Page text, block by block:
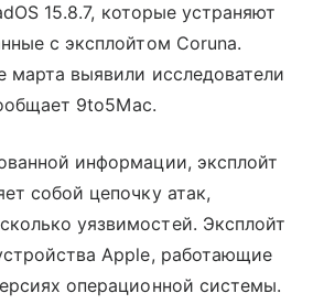
15.8.7, которые устраняют
с эксплойтом Coruna.
марта выявили исследователи
9to5Mac.
информации, эксплойт
собой цепочку атак,
уязвимостей. Эксплойт
Apple, работающие
операционной системы.